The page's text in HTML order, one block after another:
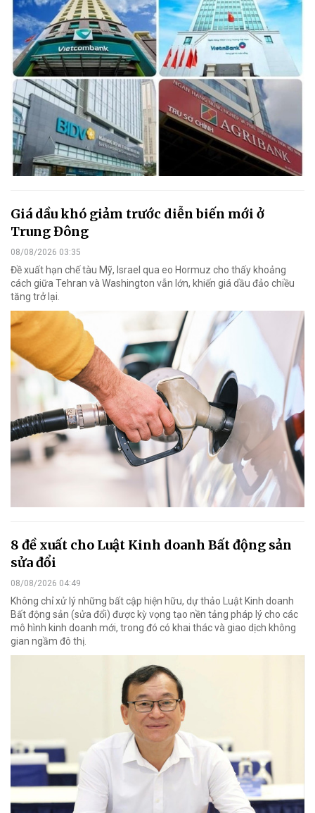
Giá dầu khó giảm trước diễn biến mới ở
Trung Đông
08/08/2026 03:35
Đề xuất hạn chế tàu Mỹ, Israel qua eo Hormuz cho thấy khoảng
cách giữa Tehran và Washington vẫn lớn, khiến giá dầu đảo chiều
tăng trở lại.
8 đề xuất cho Luật Kinh doanh Bất động sản
sửa đổi
08/08/2026 04:49
Không chỉ xử lý những bất cập hiện hữu, dự thảo Luật Kinh doanh
Bất động sản (sửa đổi) được kỳ vọng tạo nền tảng pháp lý cho các
mô hình kinh doanh mới, trong đó có khai thác và giao dịch không
gian ngầm đô thị.